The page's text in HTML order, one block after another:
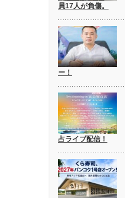
員17人が負傷。
ー！
占ライブ配信！